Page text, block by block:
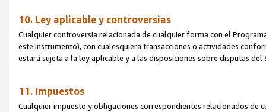
10. Ley aplicable y controversias
Cualquier controversia relacionada de cualquier forma con el
este instrumento), con cualesquiera transacciones o actividades
estará sujeta a la ley aplicable y a las disposiciones sobre disputas
11. Impuestos
Cualquier impuesto y obligaciones correspondientes relacionados de